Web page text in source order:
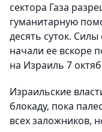
сектора Газа
гуманитарную
десять суток.
начали ее вскоре
на Израиль 7
Израильские
блокаду, пока
всех заложников,